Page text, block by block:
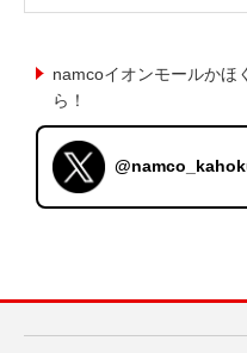
namcoイオンモールかほ
ら！